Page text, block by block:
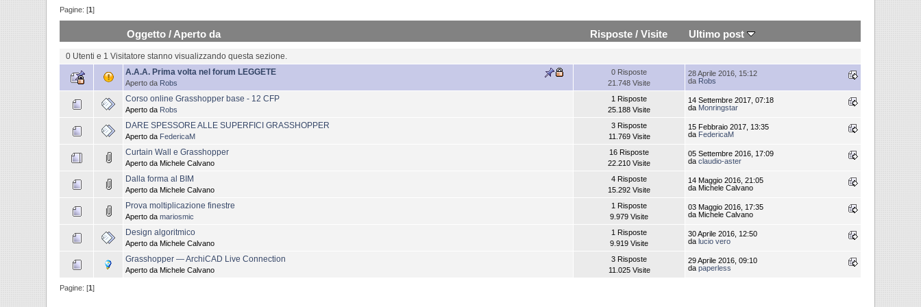
Pagine: [1]
Oggetto / Aperto da Risposte /Visite Ultimo post
0 Utenti e 1 Visitatore stanno visualizzando questa sezione.
A.A.A. Prima volta nel forum LEGGETE
Aperto da Robs
0 Risposte
21.748 Visite
28 Aprile 2016, 15:12
da Robs
Corso online Grasshopper base - 12 CFP
Aperto da Robs
1 Risposte
25.188 Visite
14 Settembre 2017, 07:18
da Monringstar
DARE SPESSORE ALLE SUPERFICI GRASSHOPPER
Aperto da FedericaM
3 Risposte
11.769 Visite
15 Febbraio 2017, 13:35
da FedericaM
Curtain Wall e Grasshopper
Aperto da Michele Calvano
16 Risposte
22.210 Visite
05 Settembre 2016, 17:09
daclaudio-aster
Dalla forma al BIM
Aperto da Michele Calvano
4 Risposte
15.292 Visite
14 Maggio 2016, 21:05
da Michele Calvano
Prova moltiplicazione finestre
Aperto damariosmic
1 Risposte
9.979 Visite
03 Maggio 2016, 17:35
da Michele Calvano
Design algoritmico
Aperto da Michele Calvano
1 Risposte
9.919 Visite
30 Aprile 2016, 12:50
dalucio vero
Grasshopper — ArchiCAD Live Connection
Aperto da Michele Calvano
3 Risposte
11.025 Visite
29 Aprile 2016, 09:10
dapaperless
Pagine: [1]